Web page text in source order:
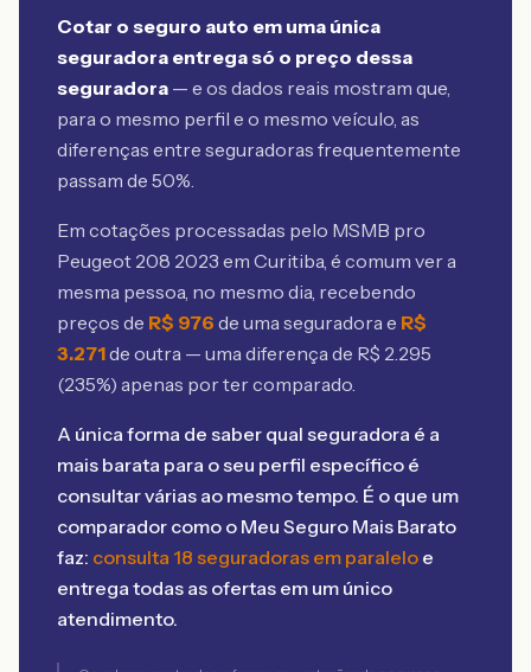
Cotar o seguro auto em uma única
seguradora entrega só o preço dessa
seguradora — e os dados reais mostram que,
para o mesmo perfil e o mesmo veículo, as
diferenças entre seguradoras frequentemente
passam de 50%.
Em cotações processadas pelo MSMB pro
Peugeot 208 2023 em Curitiba, é comum ver a
mesma pessoa, no mesmo dia, recebendo
preços de R$ 976 de uma seguradora e R$
3.271de outra — uma diferença de R$ 2.295
(235%) apenas por ter comparado.
A única forma de saber qual seguradora é a
mais barata para o seu perfil específico é
consultar várias ao mesmo tempo. É o que um
comparador como o Meu Seguro Mais Barato
faz: consulta 18 seguradoras em paralelo e
entrega todas as ofertas em um único
atendimento.